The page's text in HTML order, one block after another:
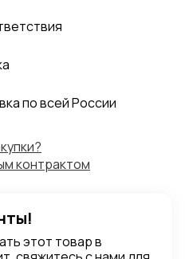
по всей России
контрактом
этот товар в